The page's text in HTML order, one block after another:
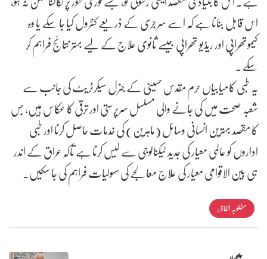
اس قابل بنانا ہے کہ اسے سرجری کے ذریعے کنٹرول کیا جا سکے یا وہ
کیموتھراپی اور ریڈیو تھراپی جیسے ثانوی علاج کے لیے بہتر نتائج فراہم کر
سکے۔
یہ طبی کامیابیاں حرم مقدس حسینی کے جنرل سیکرٹریٹ کی جانب سے
شعبہ صحت میں کی جانے والی مسلسل سرپرستی اور ترقی کا عکاس ہیں، جس
کا مقصد بہترین انسانی وسائل (ماہرین) کی خدمات حاصل کرنا اور طبی
اداروں کو عالمی معیار کی جدید ٹیکنالوجی سے لیس کرنا ہے تاکہ عراق کے اندر
ہی بین الاقوامی معیار کی علاج معالجے کی سہولیات فراہم کی جا سکیں۔
مطلوبہ الفاظ :